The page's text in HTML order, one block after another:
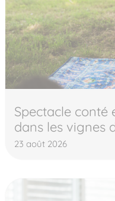
Spectacle conté
dans les vignes
23 août 2026